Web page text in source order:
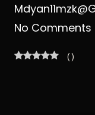
No Comments
( )